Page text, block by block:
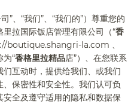
司”、“我们”、“我们的”）尊重您的
拉国际饭店管理有限公司（“香
boutique.shangri-la.com 、
为“香格里拉精品店”）、在您联系
互动时，提供给我们、或我们
保密性和安全性。我们认可负
全及遵守适用的隐私和数据保